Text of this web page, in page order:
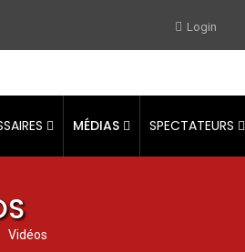
Login
MÉDIAS SPECTATEURS
Vidéos